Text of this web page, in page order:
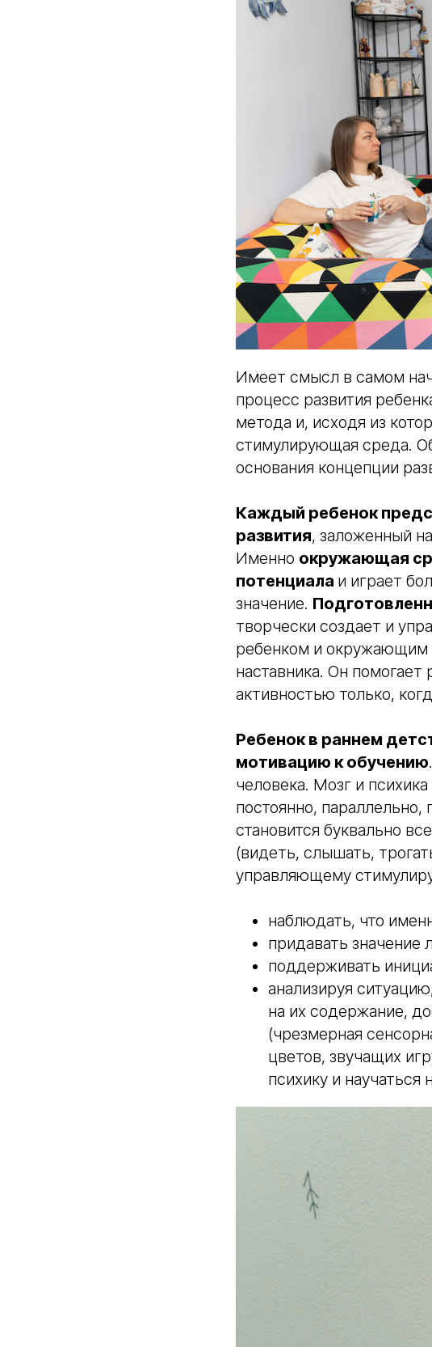
Имеет смысл в самом
процесс развития
метода и, исходя из
стимулирующая среда.
основания концепции
Каждый ребенок
развития, заложенный
Именно окружающая
потенциала и играет
значение.
творчески создает и
ребенком и окружающим
наставника. Он
активностью только,
Ребенок в раннем
мотивацию к обучению
человека. Мозг и
постоянно,
становится буквально
(видеть, слышать,
управляющему
наблюдать, что
придавать значение
поддерживать
анализируя
на их содержание,
(чрезмерная
цветов, звучащих
психику и научаться